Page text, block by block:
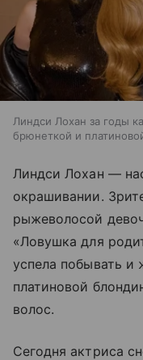
Линдси Лохан за годы
брюнеткой и
Линдси Лохан —
окрашивании.
рыжеволосой
«Ловушка для
успела побывать и
платиновой
волос.
Сегодня актриса